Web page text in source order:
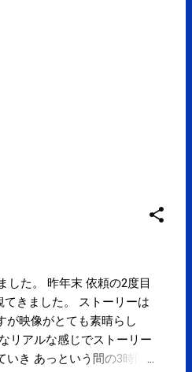
した。 昨年末 依頼の2度目
きました。 ストーリーは
が映像がとても素晴らし
リアルな感じでストーリー
き あっという間の3時間